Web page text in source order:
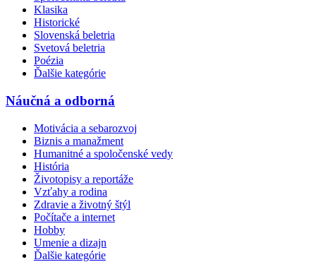
Klasika
Historické
Slovenská beletria
Svetová beletria
Poézia
Ďalšie kategórie
Náučná a odborná
Motivácia a sebarozvoj
Biznis a manažment
Humanitné a spoločenské vedy
História
Životopisy a reportáže
Vzťahy a rodina
Zdravie a životný štýl
Počítače a internet
Hobby
Umenie a dizajn
Ďalšie kategórie